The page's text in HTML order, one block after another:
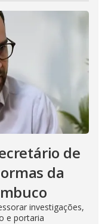
de
da
investigações,
e portaria